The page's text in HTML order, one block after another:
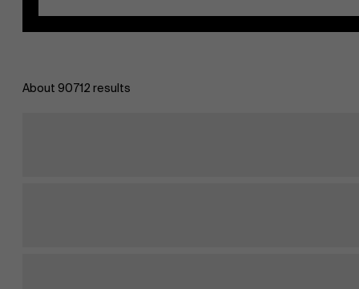
About 90712 results